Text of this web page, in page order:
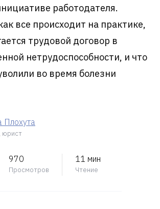
работодателя.
все происходит на практике,
трудовой договор в
нетрудоспособности, и что
во время болезни
Плохута
юрист
970
Просмотров
11 мин
Чтение